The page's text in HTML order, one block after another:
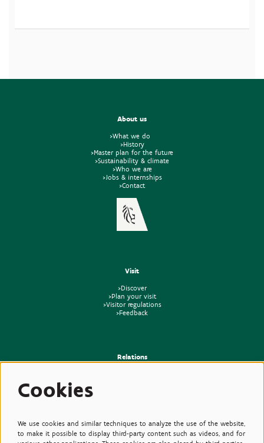
About us
>What we do
>History
>Master plan for the future
>Sustainability & climate
>Who we are
>Jobs & internships
>Contact
Visit
>Discover
>Plan your visit
>Visitor regulations
>Feedback
Relations
Cookies
We use cookies and similar techniques to analyze the use of the website,
to make it possible to display third-party content such as videos, and for